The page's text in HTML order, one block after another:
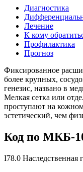
Диагностика
Лечение
К кому
Профилактика
Прогноз
Фиксированное
более крупных,
генезис, названо в
Мелкая сетка или
проступают на
эстетический, чем
Код по МКБ-
I78.0 Наследственная